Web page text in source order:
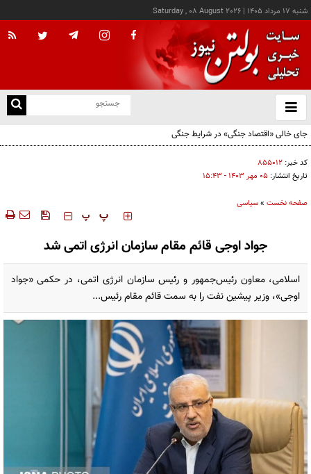
شنبه ۱۷ مرداد ۱۴۰۵ |
Saturday , 08 August 2026
باز
و
جای خالی «اقتصاد جنگی» در شرایط جنگی
کد خبر: ۸۵۵۰۱۲
تاریخ انتشار: ۰۵ مهر ۱۴۰۳ - ۱۵:۴۳
صفحه نخست »سیاسی
‍‍‍ پ پ
جواد اوجی قائم مقام سازمان انرژی اتمی شد
اسلامی، معاون رئیس‌جمهور و رئیس سازمان انرژی اتمی، در حکمی «جواد
اوجی»، وزیر پیشین نفت را به سمت قائم مقام رئیس...